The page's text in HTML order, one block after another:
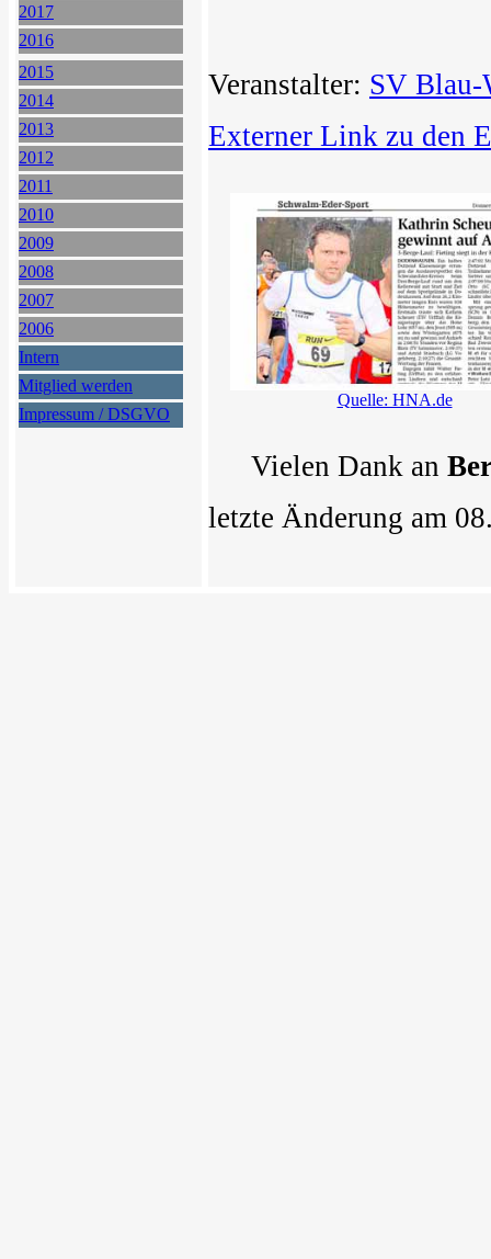
2017
2016
2015
2014
2013
2012
2011
2010
2009
2008
2007
2006
Intern
Mitglied werden
Impressum / DSGVO
Veranstalter: SV Blau-
Externer Link zu den
Quelle: HNA.de
Vielen Dank an
letzte Änderung am